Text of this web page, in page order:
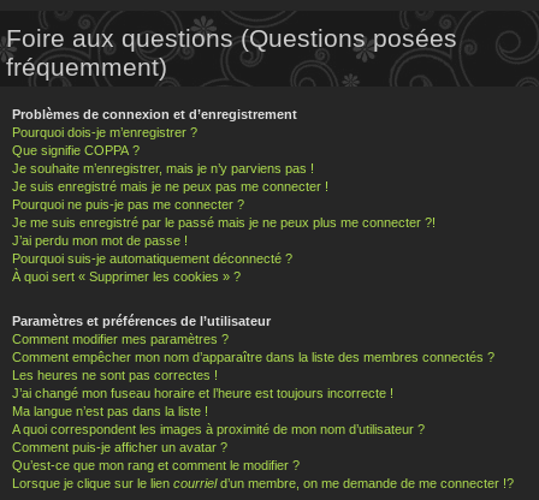
Foire aux questions (Questions posées
fréquemment)
Problèmes de connexion et d’enregistrement
Pourquoi dois-je m’enregistrer ?
Que signifie COPPA ?
Je souhaite m’enregistrer, mais je n’y parviens pas !
Je suis enregistré mais je ne peux pas me connecter !
Pourquoi ne puis-je pas me connecter ?
Je me suis enregistré par le passé mais je ne peux plus me connecter ?!
J’ai perdu mon mot de passe !
Pourquoi suis-je automatiquement déconnecté ?
À quoi sert « Supprimer les cookies » ?
Paramètres et préférences de l’utilisateur
Comment modifier mes paramètres ?
Comment empêcher mon nom d’apparaître dans la liste des membres connectés ?
Les heures ne sont pas correctes !
J’ai changé mon fuseau horaire et l’heure est toujours incorrecte !
Ma langue n’est pas dans la liste !
A quoi correspondent les images à proximité de mon nom d’utilisateur ?
Comment puis-je afficher un avatar ?
Qu’est-ce que mon rang et comment le modifier ?
Lorsque je clique sur le lien courrield’un membre, on me demande de me connecter !?